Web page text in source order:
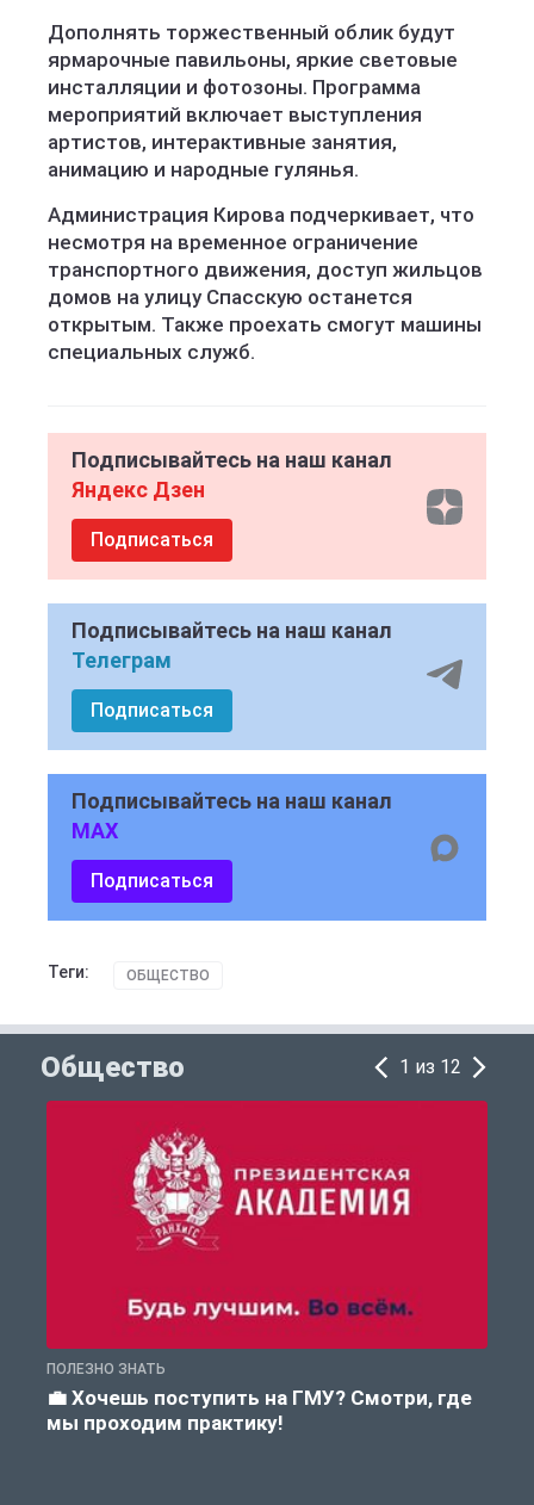
Дополнять торжественный облик будут
ярмарочные павильоны, яркие световые
инсталляции и фотозоны. Программа
мероприятий включает выступления
артистов, интерактивные занятия,
анимацию и народные гулянья.
Администрация Кирова подчеркивает, что
несмотря на временное ограничение
транспортного движения, доступ жильцов
домов на улицу Спасскую останется
открытым. Также проехать смогут машины
специальных служб.
Подписывайтесь на наш канал
Яндекс Дзен
Подписаться
Подписывайтесь на наш канал
Телеграм
Подписаться
Подписывайтесь на наш канал
MAX
Подписаться
Теги: ОБЩЕСТВО
Общество 1 из 12
ПОЛЕЗНО ЗНАТЬ
💼 Хочешь поступить на ГМУ? Смотри, где
мы проходим практику!